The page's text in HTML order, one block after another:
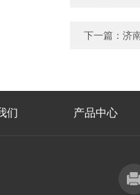
下一篇： 济
们 产品中心